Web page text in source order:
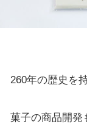
260年の歴史を
菓子の商品開発